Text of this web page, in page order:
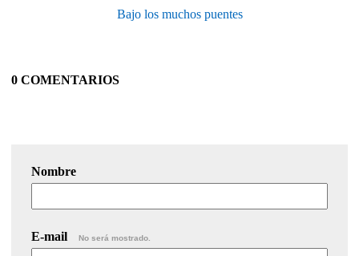
Bajo los muchos puentes
0 COMENTARIOS
Nombre
E-mail No será mostrado.